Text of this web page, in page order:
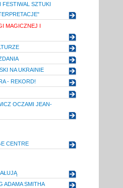
SZTUKI
MAGICZNEJ I
NA UKRAINIE
- REKORD!
OCZAMI JEAN-
CENTRE
ADAMA SMITHA